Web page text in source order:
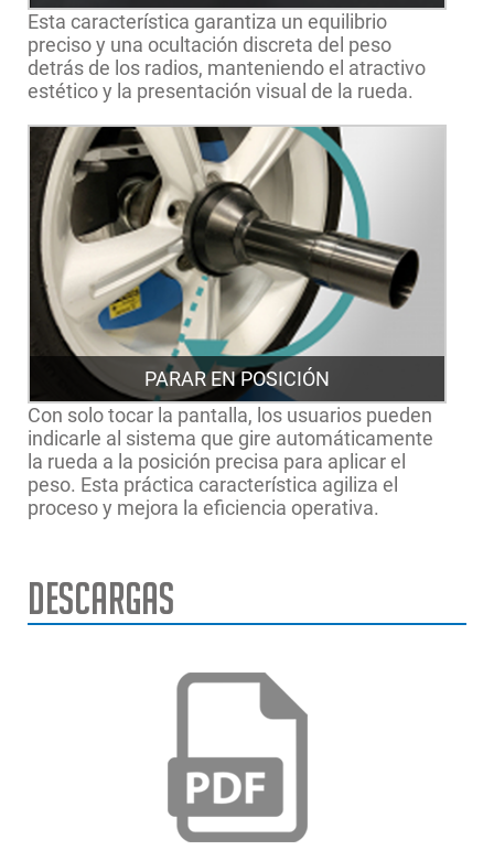
Esta característica garantiza un equilibrio
preciso y una ocultación discreta del peso
detrás de los radios, manteniendo el atractivo
estético y la presentación visual de la rueda.
PARAR EN POSICIÓN
Con solo tocar la pantalla, los usuarios pueden
indicarle al sistema que gire automáticamente
la rueda a la posición precisa para aplicar el
peso. Esta práctica característica agiliza el
proceso y mejora la eficiencia operativa.
Ancho máximo de llanta
Peso máximo de la rueda
75"x39"x53" | 190x100x136cm
Alto x Ancho x Largo
ideal para talleres,
mecánicos con un volumen
de servicio de neumáticos
mediano o alto. Con
gráfico táctil con interfaz de
usuario DIAMOND - la
equilibradora
geodyna® 7700p es tan
Descargas